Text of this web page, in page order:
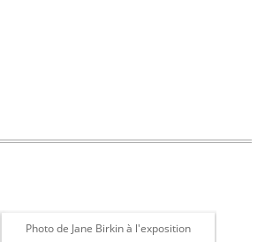
Photo de Jane Birkin à l'exposition